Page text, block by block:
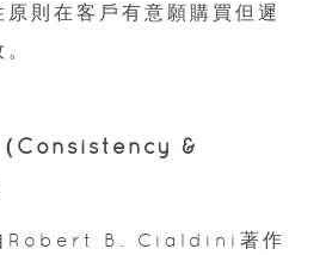
則在客戶有意願購買但遲
Consistency &
Robert B. Cialdini著作